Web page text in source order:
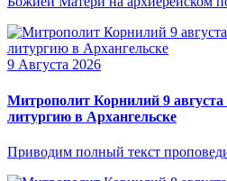
9 Августа 2026
Митрополит Корнилий 9
литургию в Архангельске
Приводим полный текст